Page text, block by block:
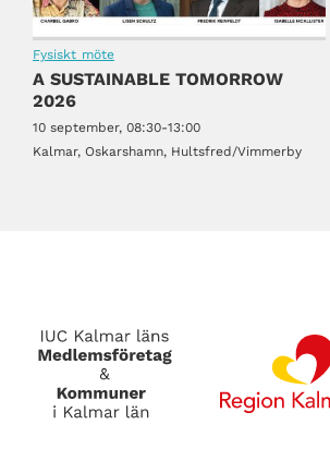
Fysiskt möte
A SUSTAINABLE TOMORROW
2026
10 september, 08:30-13:00
Kalmar, Oskarshamn, Hultsfred/Vimmerby
Instegsprogram: Ta nästa steg i utvecklingen!